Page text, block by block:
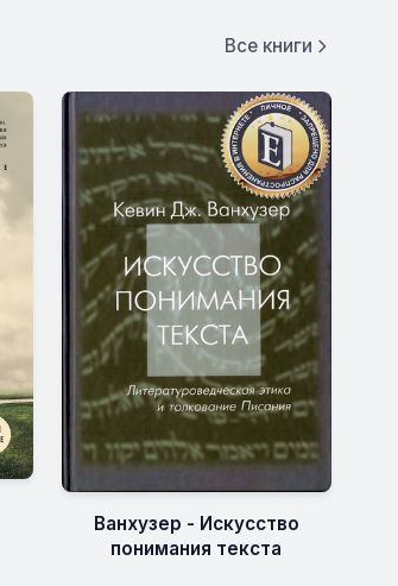
Все книги
Ванхузер - Искусство
понимания текста